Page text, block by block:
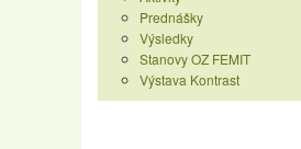
Prednášky
Výsledky
Stanovy OZ FEMIT
Výstava Kontrast